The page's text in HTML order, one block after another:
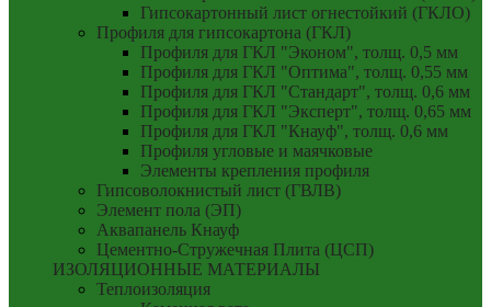
Гипсокартонный лист огнестойкий (ГКЛО)
Профиля для гипсокартона (ГКЛ)
Профиля для ГКЛ "Эконом", толщ. 0,5 мм
Профиля для ГКЛ "Оптима", толщ. 0,55 мм
Профиля для ГКЛ "Стандарт", толщ. 0,6 мм
Профиля для ГКЛ "Эксперт", толщ. 0,65 мм
Профиля для ГКЛ "Кнауф", толщ. 0,6 мм
Профиля угловые и маячковые
Элементы крепления профиля
Гипсоволокнистый лист (ГВЛВ)
Элемент пола (ЭП)
Аквапанель Кнауф
Цементно-Стружечная Плита (ЦСП)
ИЗОЛЯЦИОННЫЕ МАТЕРИАЛЫ
Теплоизоляция